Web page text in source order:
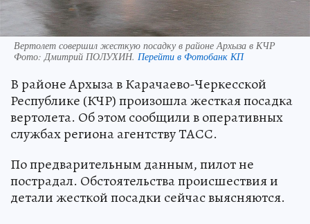
Вертолет совершил жесткую посадку в районе Архыза в КЧР
Фото:Дмитрий ПОЛУХИН. Перейти в Фотобанк КП
В районе Архыза в Карачаево-Черкесской
Республике (КЧР) произошла жесткая посадка
вертолета. Об этом сообщили в оперативных
службах региона агентству ТАСС.
По предварительным данным, пилот не
пострадал. Обстоятельства происшествия и
детали жесткой посадки сейчас выясняются.